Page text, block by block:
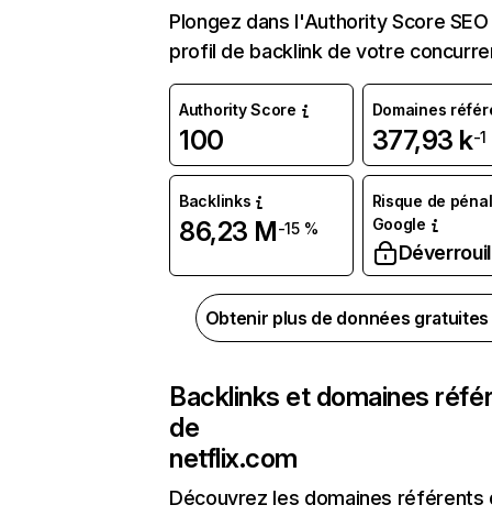
Plongez dans l'Authority Score
profil de backlink de votre
Authority Score
100
Domaines
377,93 k-1
Backlinks
86,23 M-15 %
Risque de
Google
Obtenir plus de données
Backlinks et domaines
de
netflix.com
Découvrez les domaines référents